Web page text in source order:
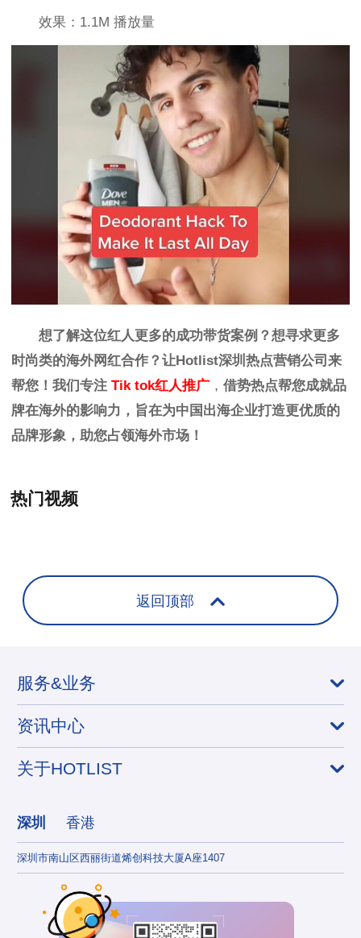
效果：1.1M 播放量
想了解这位红人更多的成功带货案例？想寻求更多
时尚类的海外网红合作？让Hotlist深圳热点营销公司来
帮您！我们专注 Tik tok红人推广 ， 借势热点帮您成就品
牌在海外的影响力，旨在为中国出海企业打造更优质的
品牌形象，助您占领海外市场！
热门视频
返回顶部
服务&业务
资讯中心
关于HOTLIST
深圳 香港
深圳市南山区西丽街道烯创科技大厦A座1407